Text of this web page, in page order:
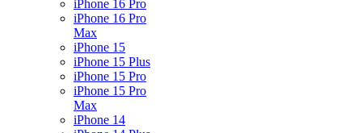
iPhone 16 Pro
iPhone 16 Pro
Max
iPhone 15
iPhone 15 Plus
iPhone 15 Pro
iPhone 15 Pro
Max
iPhone 14